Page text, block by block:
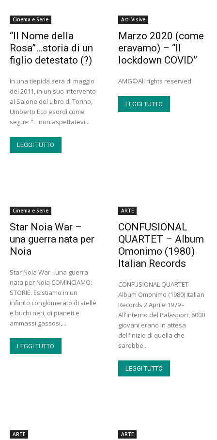
Cinema e Serie
“Il Nome della
Rosa”…storia di un
figlio detestato (?)
In una tiepida sera di maggio
del 2011, in un suo intervento
al Salone del Libro di Torino,
Umberto Eco esordì come
segue: “…non aspettatevi...
LEGGI TUTTO
Arti Visive
Marzo 2020 (come
eravamo) – “Il
lockdown COVID”
AMG©All rights reserved
LEGGI TUTTO
Cinema e Serie
Star Noia War –
una guerra nata per
Noia
Star Noia War - una guerra
nata per Noia COMINCIAMO:
STORIE. Esistiamo in un
infinito conglomerato di stelle
e buchi neri, di pianeti e
ammassi gassosi,...
LEGGI TUTTO
ARTE
CONFUSIONAL
QUARTET – Album
Omonimo (1980)
Italian Records
CONFUSIONAL QUARTET –
Album Omonimo (1980) Italian
Records 2 Aprile 1979 -
All'interno del Palasport, 6000
giovani erano in attesa
dell'inizio di quella che
sarebbe...
LEGGI TUTTO
ARTE ARTE